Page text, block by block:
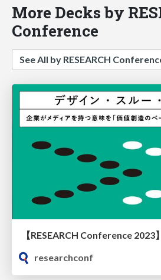
More Decks by
Conference
See All by RESEARCH
researchconf